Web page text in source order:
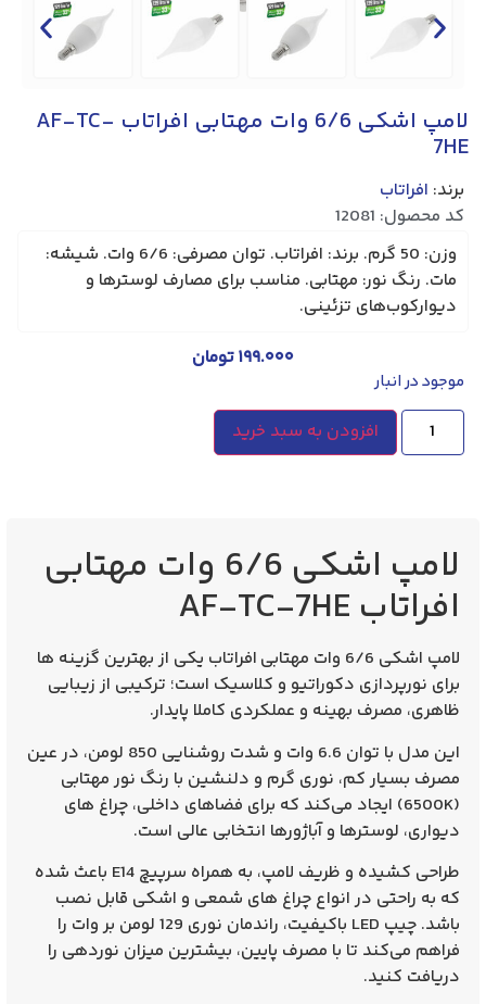
لامپ اشکی 6/6 وات مهتابی افراتاب AF-TC-
7HE
برند: افراتاب
کد محصول: 12081
وزن: 50 گرم. برند: افراتاب. توان مصرفی: 6/6 وات. شیشه:
مات. رنگ نور: مهتابی. مناسب برای مصارف لوسترها و
دیوارکوب‌های تزئینی.
۱۹۹.۰۰۰تومان
موجود در انبار
افزودن به سبد خرید
لامپ اشکی 6/6 وات مهتابی
افراتاب AF-TC-7HE
لامپ اشکی 6/6 وات مهتابی افراتاب
یکی از بهترین گزینه‌ ها
برای نورپردازی دکوراتیو و کلاسیک است؛ ترکیبی از زیبایی
ظاهری، مصرف بهینه و عملکردی کاملا پایدار.
این مدل با توان 6.6 وات و شدت روشنایی 850 لومن، در عین
مصرف بسیار کم، نوری گرم و دلنشین با رنگ نور مهتابی
(6500K)
ایجاد می‌کند که برای فضاهای داخلی، چراغ‌ های
دیواری، لوسترها و آباژورها انتخابی عالی است.
طراحی کشیده و ظریف لامپ، به‌ همراه سرپیچ E14 باعث شده
که به‌ راحتی در انواع چراغ‌ های شمعی و اشکی قابل نصب
باشد. چیپ LED باکیفیت، راندمان نوری
129 لومن بر وات
را
فراهم می‌کند تا با مصرف پایین، بیشترین میزان نوردهی را
دریافت کنید.